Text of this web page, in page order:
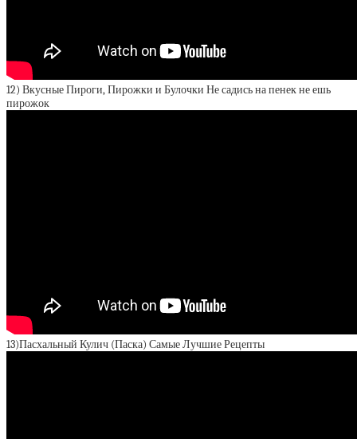
12) Вкусные Пироги, Пирожки и Булочки Не садись на пенек не ешь
пирожок
13)Пасхальный Кулич (Паска) Самые Лучшие Рецепты